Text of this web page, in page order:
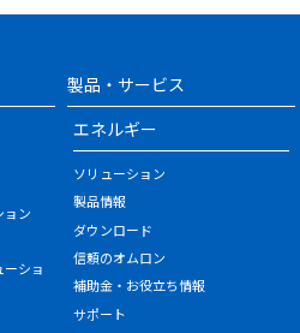
ョン
ショ
製品・サービス
エネルギー
ソリューション
製品情報
ダウンロード
信頼のオムロン
補助金・お役立ち情報
サポート